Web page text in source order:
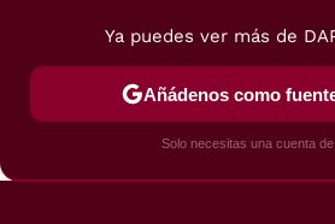
FREIDORAS DE
Ya puedes ver más de
Añádenos como
Solo necesitas una cuenta